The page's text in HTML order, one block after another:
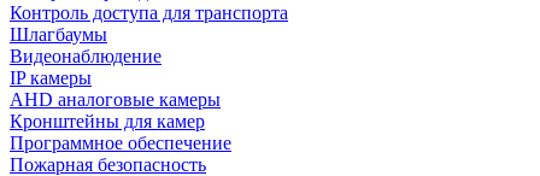
Контроль доступа для транспорта
Шлагбаумы
Видеонаблюдение
IP камеры
AHD аналоговые камеры
Кронштейны для камер
Программное обеспечение
Пожарная безопасность